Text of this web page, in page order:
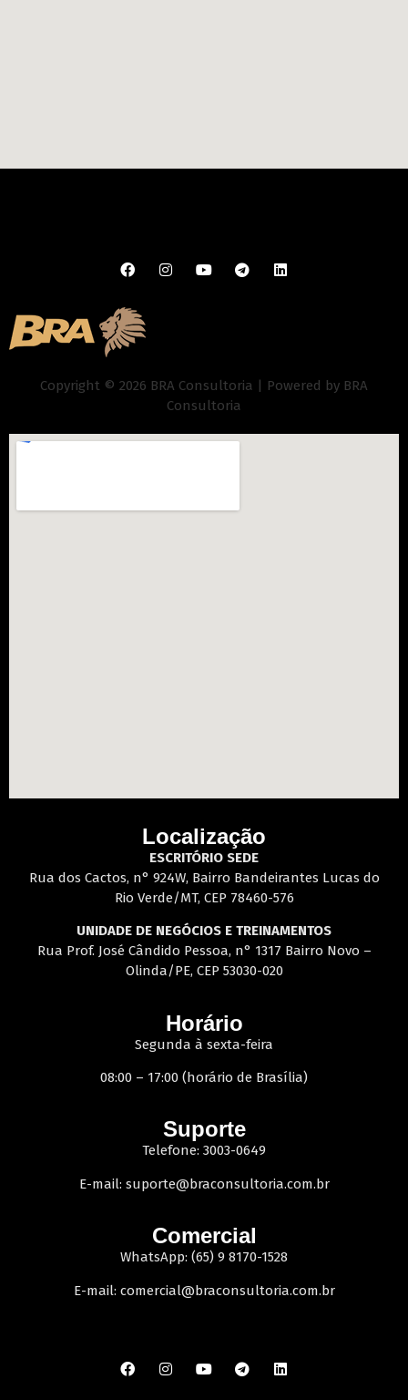
Copyright © 2026 BRA Consultoria | Powered by BRA
Consultoria
Localização
ESCRITÓRIO SEDE
Rua dos Cactos, n° 924W, Bairro Bandeirantes Lucas do
Rio Verde/MT, CEP 78460-576
UNIDADE DE NEGÓCIOS E TREINAMENTOS
Rua Prof. José Cândido Pessoa, n° 1317 Bairro Novo –
Olinda/PE, CEP 53030-020
Horário
Segunda à sexta-feira
08:00 – 17:00 (horário de Brasília)
Suporte
Telefone: 3003-0649
E-mail: suporte@braconsultoria.com.br
Comercial
WhatsApp: (65) 9 8170-1528
E-mail: comercial@braconsultoria.com.br